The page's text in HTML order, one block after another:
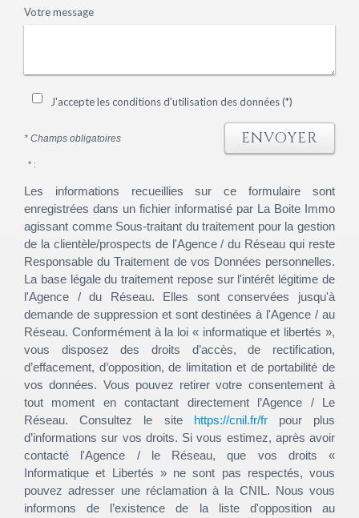
Votre message
J'accepte les conditions d'utilisation des données (*)
* Champs obligatoires ENVOYER
* :
Les informations recueillies sur ce formulaire sont
enregistrées dans un fichier informatisé par La Boite Immo
agissant comme Sous-traitant du traitement pour la gestion
de la clientèle/prospects de l'Agence / du Réseau qui reste
Responsable du Traitement de vos Données personnelles.
La base légale du traitement repose sur l'intérêt légitime de
l'Agence / du Réseau. Elles sont conservées jusqu'à
demande de suppression et sont destinées à l'Agence / au
Réseau. Conformément à la loi « informatique et libertés »,
vous disposez des droits d’accès, de rectification,
d’effacement, d’opposition, de limitation et de portabilité de
vos données. Vous pouvez retirer votre consentement à
tout moment en contactant directement l’Agence / Le
Réseau. Consultez le site
https://cnil.fr/frpour plus
d’informations sur vos droits. Si vous estimez, après avoir
contacté l'Agence / le Réseau, que vos droits «
Informatique et Libertés » ne sont pas respectés, vous
pouvez adresser une réclamation à la CNIL. Nous vous
informons de l’existence de la liste d'opposition au